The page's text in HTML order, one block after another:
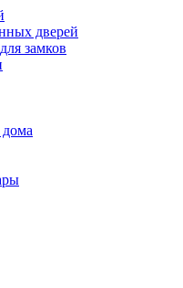
дверей
замков